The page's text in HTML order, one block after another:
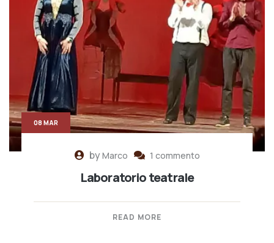
byMarco 1 commento
Laboratorio teatrale
READ MORE
08 MAR